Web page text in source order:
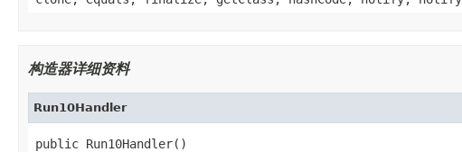
构造器详细资料
Run10Handler
public Run10Handler()